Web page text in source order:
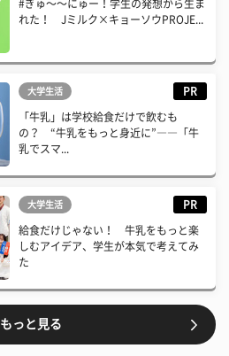
#ぎゅ〜〜にゅー！学生の発想から生ま
れた！ Jミルク×キョーソウPROJE...
大学生活 PR
「牛乳」は学校給食だけで飲むも
の？ “牛乳をもっと身近に”――「牛
乳でスマ...
大学生活 PR
給食だけじゃない！ 牛乳をもっと楽
しむアイデア、学生が本気で考えてみ
た
もっと見る